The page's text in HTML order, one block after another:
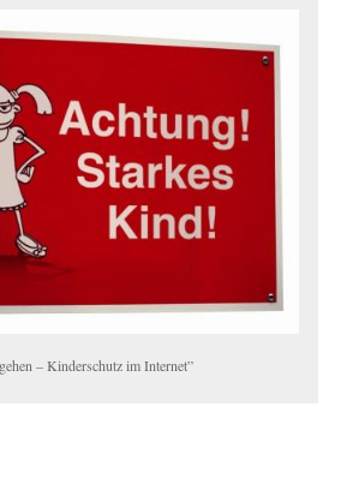
– Kinderschutz im Internet”